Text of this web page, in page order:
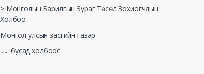
> Монголын Барилгын Зураг Төсөл Зохиогчдын
Холбоо
Монгол улсын засгийн газар
...... бусад холбоос